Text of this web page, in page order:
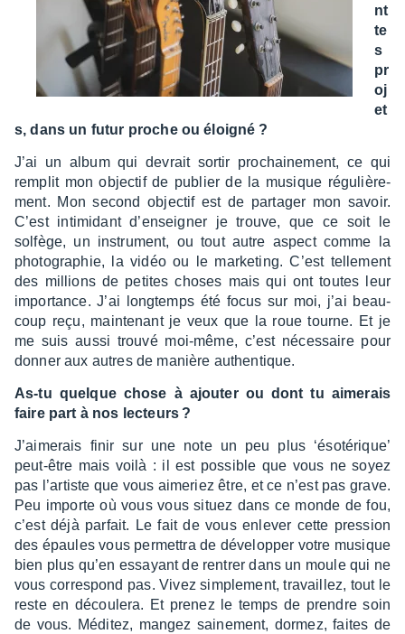
nt
te
s
pr
oj
et
s, dans un futur proche ou éloi­gné ?
J’ai un album qui devrait sortir prochai­ne­ment, ce qui
remplit mon objec­tif de publier de la musique régu­liè­re­
ment. Mon second objec­tif est de parta­ger mon savoir.
C’est inti­mi­dant d’en­sei­gner je trouve, que ce soit le
solfège, un instru­ment, ou tout autre aspect comme la
photo­gra­phie, la vidéo ou le marke­ting. C’est telle­ment
des millions de petites choses mais qui ont toutes leur
impor­tance. J’ai long­temps été focus sur moi, j’ai beau­
coup reçu, main­te­nant je veux que la roue tourne. Et je
me suis aussi trouvé moi-même, c’est néces­saire pour
donner aux autres de manière authen­tique.
As-tu quelque chose à ajou­ter ou dont tu aime­rais
faire part à nos lecteurs ?
J’ai­me­rais finir sur une note un peu plus ‘éso­té­rique’
peut-être mais voilà : il est possible que vous ne soyez
pas l’ar­tiste que vous aime­riez être, et ce n’est pas grave.
Peu importe où vous vous situez dans ce monde de fou,
c’est déjà parfait. Le fait de vous enle­ver cette pres­sion
des épaules vous permet­tra de déve­lop­per votre musique
bien plus qu’en essayant de rentrer dans un moule qui ne
vous corres­pond pas. Vivez simple­ment, travaillez, tout le
reste en décou­lera. Et prenez le temps de prendre soin
de vous. Médi­tez, mangez saine­ment, dormez, faites de